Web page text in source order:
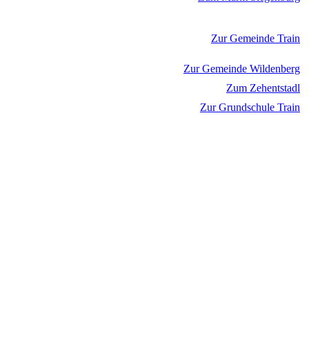
Zur Gemeinde Train
Zur Gemeinde Wildenberg
Zum Zehentstadl
Zur Grundschule Train